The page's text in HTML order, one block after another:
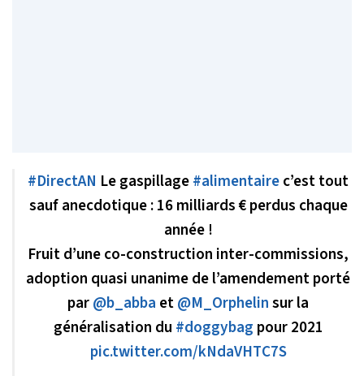
#DirectAN Le gaspillage#alimentairec’est tout
sauf anecdotique : 16 milliards € perdus chaque
année !
Fruit d’une co-construction inter-commissions,
adoption quasi unanime de l’amendement porté
par@b_abba et@M_Orphelinsur la
généralisation du #doggybag pour 2021
pic.twitter.com/kNdaVHTC7S